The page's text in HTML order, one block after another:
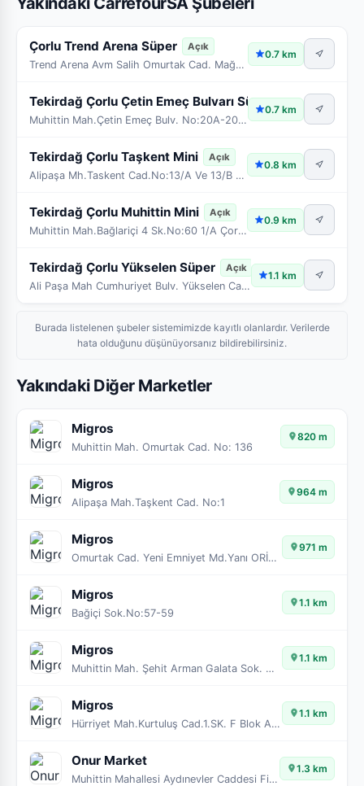
Çorlu Trend Arena Süper Açık
Trend Arena Avm Salih Omurtak Cad. Mağaza No:8 Çor
0.7 km
Tekirdağ Çorlu Çetin Emeç Bulvarı Süper Açık
Muhittin Mah.Çetin Emeç Bulv. No:20A-20B-20C-20D-2
0.7 km
Tekirdağ Çorlu Taşkent Mini Açık
Alipaşa Mh.Taskent Cad.No:13/A Ve 13/B Çorlu/Tekir
0.8 km
Tekirdağ Çorlu Muhittin Mini Açık
Muhittin Mah.Bağlariçi 4 Sk.No:60 1/A Çorlu/Tekird
0.9 km
Tekirdağ Çorlu Yükselen Süper Açık
Ali Paşa Mah Cumhuriyet Bulv. Yükselen Cad No:30 Ç
1.1 km
Burada listelenen şubeler sistemimizde kayıtlı olanlardır. Verilerde
hata olduğunu düşünüyorsanız bildirebilirsiniz.
Yakındaki Diğer Marketler
Migros
Muhittin Mah. Omurtak Cad. No: 136
820 m
Migros
Alipaşa Mah.Taşkent Cad. No:1
964 m
Migros
Omurtak Cad. Yeni Emniyet Md.Yanı ORİON AVM
971 m
Migros
Bağiçi Sok.No:57-59
1.1 km
Migros
Muhittin Mah. Şehit Arman Galata Sok. No:23-29A
1.1 km
Migros
Hürriyet Mah.Kurtuluş Cad.1.SK. F Blok Apt.No:2/1A
1.1 km
Onur Market
Muhittin Mahallesi Aydınevler Caddesi Fikir Sokak No:33
1.3 km